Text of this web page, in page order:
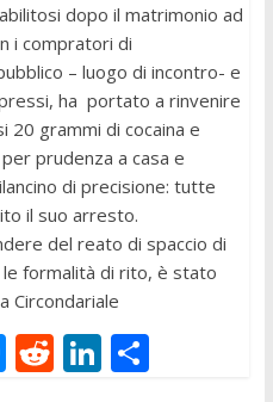
dopo il matrimonio ad
i compratori di
– luogo di incontro- e
ha portato a rinvenire
20 grammi di cocaina e
prudenza a casa e
di precisione: tutte
il suo arresto.
del reato di spaccio di
formalità di rito, è stato
Circondariale
M R Li C